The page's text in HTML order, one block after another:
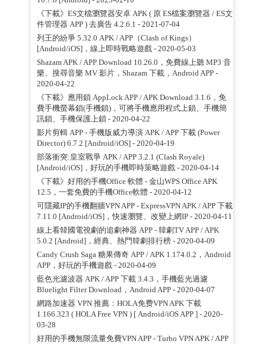
《下載》ES文檔瀏覽器安卓 APK ( 原 ES檔案瀏覽器 / ES文
件管理器 APP ) 去廣告 4.2.6.1 - 2021-07-04
列王的紛爭 5.32.0 APK / APP（Clash of Kings）
[Android/iOS]，線上即時戰略遊戲- 2020-05-03
Shazam APK / APP Download 10.26.0，免費線上聽 MP3 音
樂、搜尋音樂 MV 影片，Shazam 下載，Android APP-
2020-04-22
《下載》應用鎖 AppLock APP / APK Download 3.1.6，免
費手機螢幕鎖(手機鎖)，可將手機應用程式上鎖、手機簡
訊鎖、手機保護上鎖 - 2020-04-22
影片剪輯 APP - 手機版威力導演 APK / APP 下載 (Power
Director) 6.7.2 [Android/iOS]- 2020-04-19
部落衝突:皇室戰爭 APK / APP 3.2.1 (Clash Royale)
[Android/iOS]，好玩的手機即時策略遊戲- 2020-04-14
《下載》好用的手機Office 軟體 - 金山WPS Office APK
12.5，一套免費的手機Office軟體 - 2020-04-12
可隱藏IP的手機翻牆VPN APP - ExpressVPN APK / APP 下載
7.11.0 [Android/iOS]，快速瀏覽、改變上網IP- 2020-04-11
線上看韓國電視劇的追劇神器 APP - 韓劇TV APP / APK
5.0.2 [Android]，經典、熱門韓劇排行榜- 2020-04-09
Candy Crush Saga 糖果傳奇 APP / APK 1.174.0.2，Android
APP，好玩的手機遊戲- 2020-04-09
藍色光濾波器 APK / APP 下載 3.4.3，手機藍光過濾
Bluelight Filter Download，Android APP- 2020-04-07
網路加速器 VPN 推薦：HOLA免费VPN APK 下載
1.166.323 ( HOLA Free VPN ) [ Android/iOS APP ]- 2020-
03-28
好用的手機無限流量免費VPN APP - Turbo VPN APK / APP